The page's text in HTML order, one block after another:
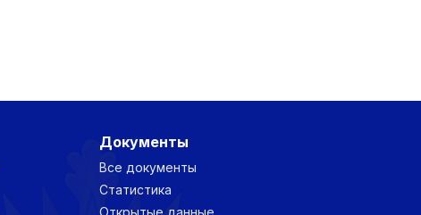
Документы
Все документы
Статистика
Открытые данные